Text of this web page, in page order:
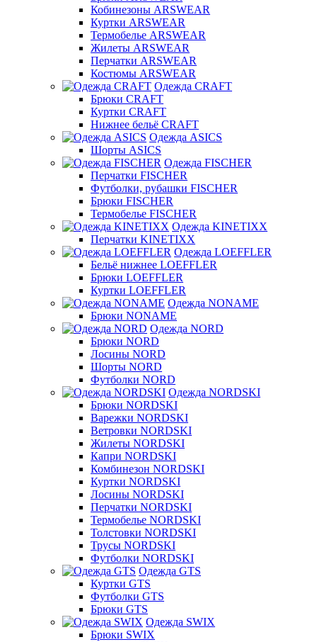
Кобинезоны ARSWEAR
Куртки ARSWEAR
Термобелье ARSWEAR
Жилеты ARSWEAR
Перчатки ARSWEAR
Костюмы ARSWEAR
Одежда CRAFT
Брюки CRAFT
Куртки CRAFT
Нижнее бельё CRAFT
Одежда ASICS
Шорты ASICS
Одежда FISCHER
Перчатки FISCHER
Футболки, рубашки FISCHER
Брюки FISCHER
Термобелье FISCHER
Одежда KINETIXX
Перчатки KINETIXX
Одежда LOEFFLER
Бельё нижнее LOEFFLER
Брюки LOEFFLER
Куртки LOEFFLER
Одежда NONAME
Брюки NONAME
Одежда NORD
Брюки NORD
Лосины NORD
Шорты NORD
Футболки NORD
Одежда NORDSKI
Брюки NORDSKI
Варежки NORDSKI
Ветровки NORDSKI
Жилеты NORDSKI
Капри NORDSKI
Комбинезон NORDSKI
Куртки NORDSKI
Лосины NORDSKI
Перчатки NORDSKI
Термобелье NORDSKI
Толстовки NORDSKI
Трусы NORDSKI
Футболки NORDSKI
Одежда GTS
Куртки GTS
Футболки GTS
Брюки GTS
Одежда SWIX
Брюки SWIX